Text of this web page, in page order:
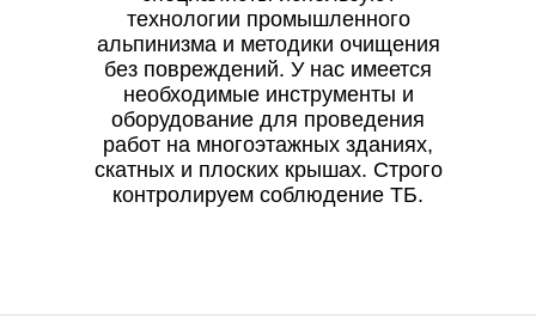
технологии промышленного
альпинизма и методики очищения
без повреждений. У нас имеется
необходимые инструменты и
оборудование для проведения
работ на многоэтажных зданиях,
скатных и плоских крышах. Строго
контролируем соблюдение ТБ.